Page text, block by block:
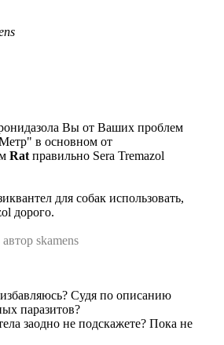
Вы от Ваших проблем
в основном от
Rat правильно Sera Tremazol
для собак использовать,
дорого.
skamens
Судя по описанию
паразитов?
заодно не подскажете? Пока не